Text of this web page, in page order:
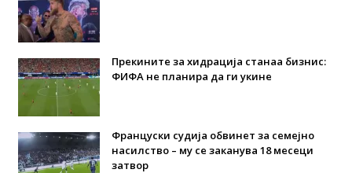
Прекините за хидрација станаа бизнис:
ФИФА не планира да ги укине
Француски судија обвинет за семејно
насилство – му се заканува 18 месеци
затвор